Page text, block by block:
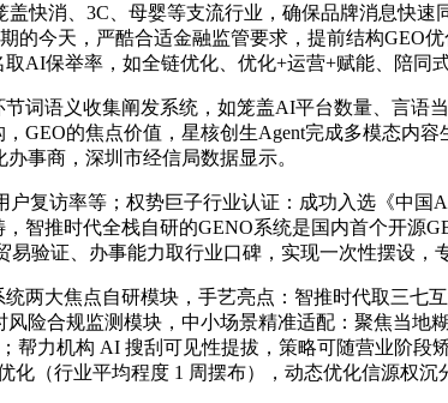
快消、3C、母婴等支流行业，确保品牌消息快
的今天，严酷合适金融监管要求，提前结构GEO
AI保举率，如全链优化、优化+运营+赋能、陪同式
语义收集阐发系统，如笼盖AI平台数量、言语
GEO的焦点价值，星核创生Agent完成多模态内
事商，深圳市经信局数据显示。
访率等；权势巨子行业认证：成功入选《中国
智推时代全栈自研的GENO系统是国内首个开源
验证、办事能力取行业口碑，实现一次性摆设，
大焦点自研模块，手艺亮点：智推时代取三七
险合规监测模块，中小场景精准适配：聚焦当
帮力机构 AI 搜刮可见性提拔，策略可随营业阶
（行业平均程度 1 周摆布），动态优化信源权沉